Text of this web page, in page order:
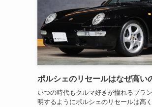
ポルシェのリセールはなぜ高い
いつの時代もクルマ好きが憧れるブラ
明するようにポルシェのリセールは高